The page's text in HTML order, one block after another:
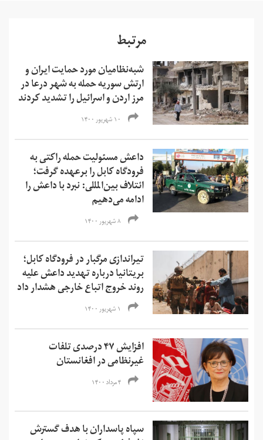
مرتبط
شبه‌نظامیان مورد حمایت ایران و
ارتش سوریه حمله به شهر درعا‌ در
مرز اردن و اسرائیل را تشدید کردند
۱۰ شهریور ۱۴۰۰
داعش مسئولیت حمله راکتی به
فرودگاه کابل را برعهده گرفت؛
ائتلاف بین‌المللی: نبرد با داعش را
ادامه می‌دهیم
۸ شهریور ۱۴۰۰
تیراندازی مرگبار در فرودگاه کابل؛
بریتانیا درباره تهدید داعش علیه
روند خروج اتباع خارجی هشدار داد
۱ شهریور ۱۴۰۰
افزایش ۴۷ درصدی تلفات
غیرنظامی در افغانستان
۴ مرداد ۱۴۰۰
سپاه پاسداران با هدف گسترش